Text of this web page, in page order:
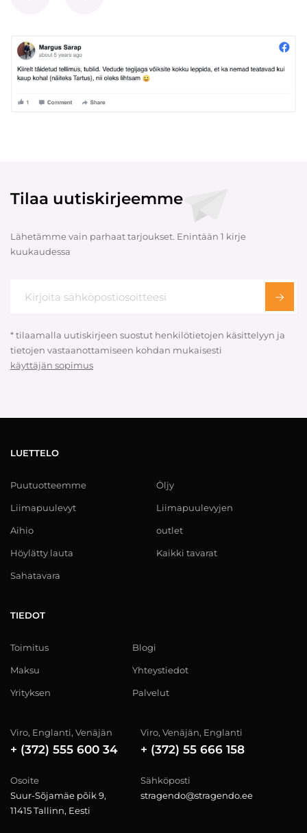
Tilaa uutiskirjeemme
Lähetämme vain parhaat tarjoukset. Enintään 1 kirje
kuukaudessa
* tilaamalla uutiskirjeen suostut henkilötietojen käsittelyyn ja
tietojen vastaanottamiseen kohdan mukaisesti
käyttäjän sopimus
LUETTELO
Puutuotteemme
Liimapuulevyt
Aihio
Höylätty lauta
Sahatavara
Öljy
Liimapuulevyjen
outlet
Kaikki tavarat
TIEDOT
Toimitus
Maksu
Yrityksen
Blogi
Yhteystiedot
Palvelut
Viro, Englanti, Venäjän
+ (372) 555 600 34
Viro, Venäjän, Englanti
+ (372) 55 666 158
Osoite
Suur-Sõjamäe põik 9,
11415 Tallinn, Eesti
Sähköposti
stragendo@stragendo.ee